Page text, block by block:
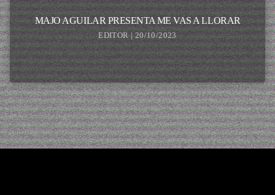
MAJO AGUILAR PRESENTA ME VAS A LLORAR
EDITOR | 20/10/2023